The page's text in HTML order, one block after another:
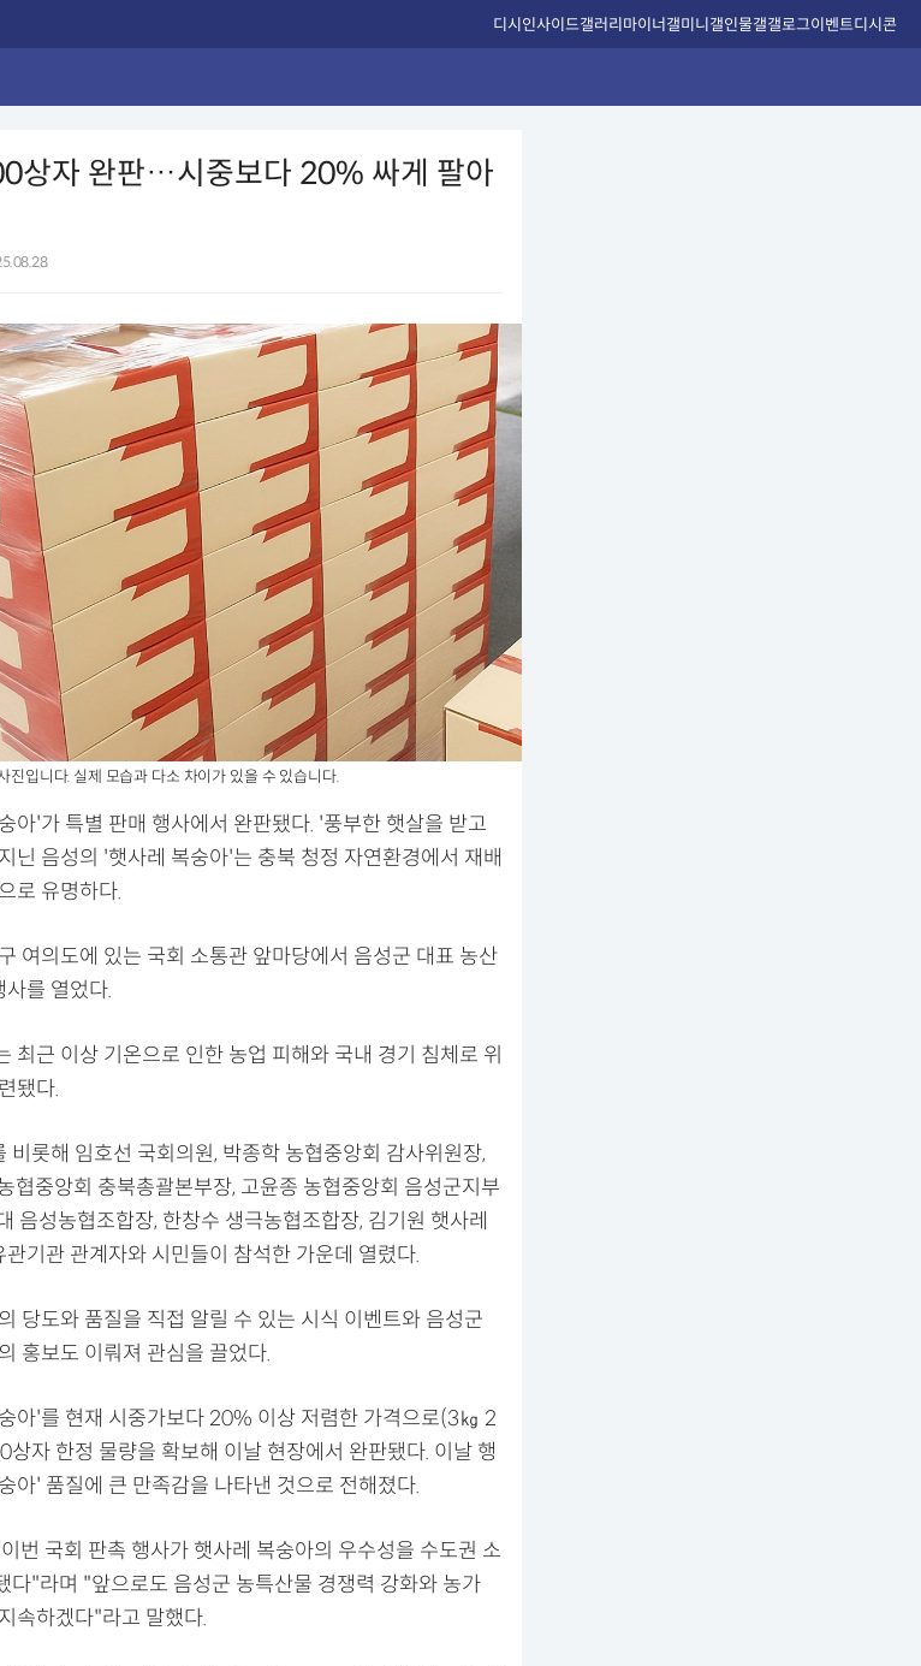
디시인사이드갤러리마이너갤미니갤인물갤갤로그이벤트디시콘
상자 완판…시중보다 20% 싸게 팔아
진입니다. 실제 모습과 다소 차이가 있을 수 있습니다.
아'가 특별 판매 행사에서 완판됐다. '풍부한 햇살을 받고
닌 음성의 '햇사레 복숭아'는 충북 청정 자연환경에서 재배
로 유명하다.
여의도에 있는 국회 소통관 앞마당에서 음성군 대표 농산
를 열었다.
최근 이상 기온으로 인한 농업 피해와 국내 경기 침체로 위
됐다.
비롯해 임호선 국회의원, 박종학 농협중앙회 감사위원장,
협중앙회 충북총괄본부장, 고윤종 농협중앙회 음성군지부
음성농협조합장, 한창수 생극농협조합장, 김기원 햇사레
기관 관계자와 시민들이 참석한 가운데 열렸다.
당도와 품질을 직접 알릴 수 있는 시식 이벤트와 음성군
홍보도 이뤄져 관심을 끌었다.
아'를 현재 시중가보다 20% 이상 저렴한 가격으로(3㎏ 2
자 한정 물량을 확보해 이날 현장에서 완판됐다. 이날 행
아' 품질에 큰 만족감을 나타낸 것으로 전해졌다.
번 국회 판촉 행사가 햇사레 복숭아의 우수성을 수도권 소
다"라며 "앞으로도 음성군 농특산물 경쟁력 강화와 농가
속하겠다"라고 말했다.